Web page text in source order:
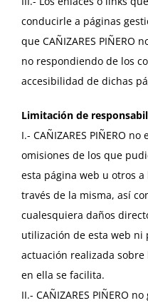
conducirle a páginas
que CAÑIZARES
no respondiendo de los
accesibilidad de dichas
Limitación de
I.- CAÑIZARES PIÑERO
omisiones de los que
esta página web u otros
través de la misma, así
cualesquiera daños
utilización de esta web ni
actuación realizada
en ella se facilita.
II.- CAÑIZARES PIÑERO